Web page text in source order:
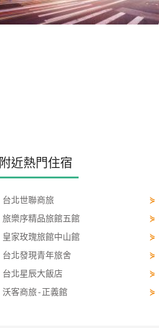
附近熱門住宿
台北世聯商旅 ⋟
旅樂序精品旅館五館 ⋟
皇家玫瑰旅館中山館 ⋟
台北發現青年旅舍 ⋟
台北星辰大飯店 ⋟
沃客商旅-正義館 ⋟